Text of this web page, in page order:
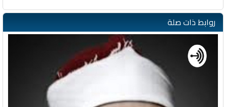
روابط ذات صلة